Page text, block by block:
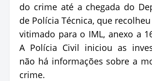
do crime até a chegada do
de Polícia Técnica, que
vitimado para o IML, anexo a
A Polícia Civil iniciou as
não há informações sobre a
crime.